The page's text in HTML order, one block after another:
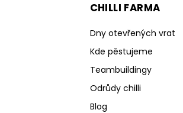
CHILLI FARMA
Dny otevřených vrat
Kde pěstujeme
Teambuildingy
Odrůdy chilli
Blog